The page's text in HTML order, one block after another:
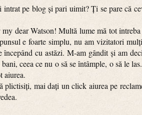
pe blog și pari uimit? Ți se pare că
Watson! Multă lume mă tot intreba
e foarte simplu, nu am vizitatori
începând cu astăzi. M-am gândit și am
ceea ce nu o să se întâmple, o să le
aiurea.
mai dați un click aiurea pe